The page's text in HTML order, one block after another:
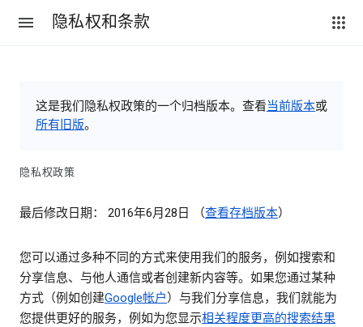
隐私权和条款
这是我们隐私权政策的一个归档版本。查看当前版本或
所有旧版。
隐私权政策
最后修改日期： 2016年6月28日 （查看存档版本）
您可以通过多种不同的方式来使用我们的服务，例如搜索和
分享信息、与他人通信或者创建新内容等。如果您通过某种
方式（例如创建Google帐户）与我们分享信息，我们就能为
您提供更好的服务，例如为您显示相关程度更高的搜索结果